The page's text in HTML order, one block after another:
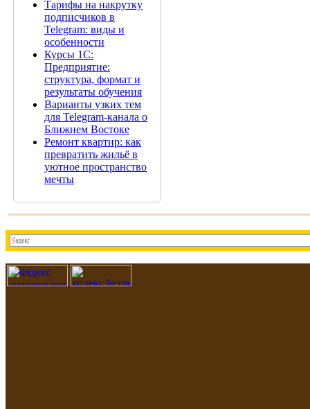
Тарифы на накрутку
подписчиков в
Telegram: виды и
особенности
Курсы 1С:
Предприятие:
структура, формат и
результаты обучения
Варианты узких тем
для Telegram-канала о
Ближнем Востоке
Ремонт квартир: как
превратить жильё в
уютное пространство
мечты